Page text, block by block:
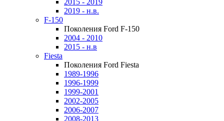
2015 - 2019
2019 - н.в.
F-150
Поколения Ford F-150
2004 - 2010
2015 - н.в
Fiesta
Поколения Ford Fiesta
1989-1996
1996-1999
1999-2001
2002-2005
2006-2007
2008-2013